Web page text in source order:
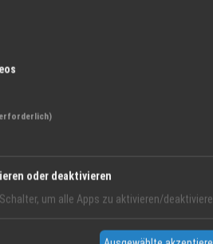
SO
oder deaktivieren
um alle Apps zu aktivieren/